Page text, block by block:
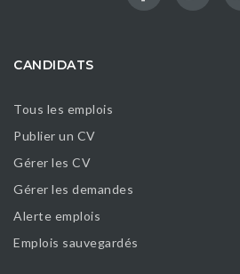
CANDIDATS
Tous les emplois
Publier un CV
Gérer les CV
Gérer les demandes
Alerte emplois
Emplois sauvegardés